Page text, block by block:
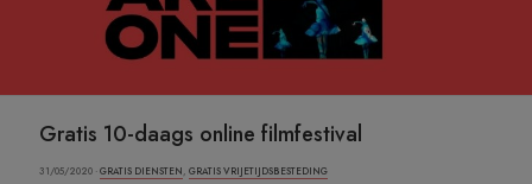
Gratis 10-daags online filmfestival
31/05/2020 ·GRATIS DIENSTEN, GRATIS VRIJETIJDSBESTEDING